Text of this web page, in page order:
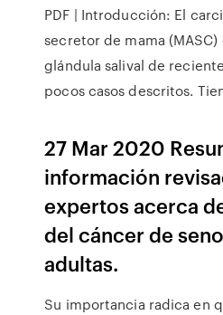
PDF | Introducción: El
secretor de mama
glándula salival de
pocos casos descritos.
27 Mar 2020
información
expertos acerca
del cáncer de
adultas.
Su importancia radica en